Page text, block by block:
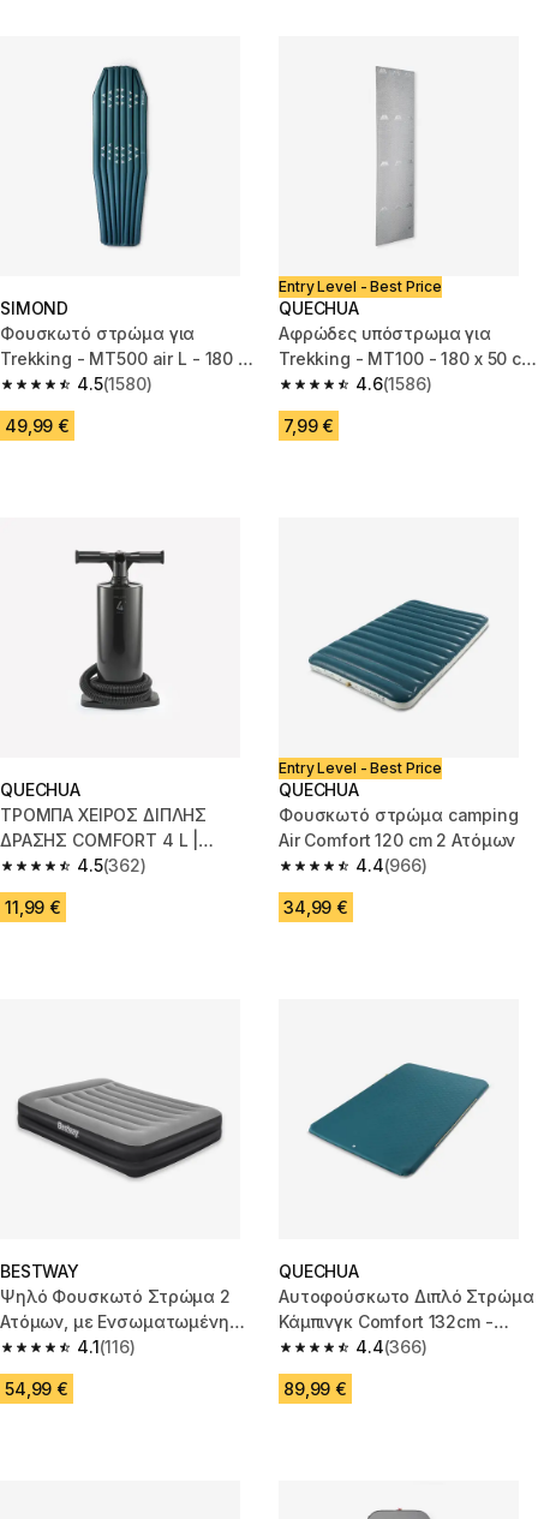
SIMOND
Φουσκωτό στρώμα για
Trekking - MT500 air L - 180 x
52 cm - 1 άτομο
4.5
4.5 out of 5 stars from 1580 reviews
(1580)
49,99 €
Entry Level - Best Price
QUECHUA
Αφρώδες υπόστρωμα για
Trekking - MT100 - 180 x 50 cm
- 1 άτομο 4.6
4.6 out of 5 stars from 1586
(1586)
7,99 €
QUECHUA
ΤΡΟΜΠΑ ΧΕΙΡΟΣ ΔΙΠΛΗΣ
ΔΡΑΣΗΣ COMFORT 4 L |
ΣΥΝΙΣΤΑΤΑΙ ΓΙΑ ΦΟΥΣΚΩΤΑ
ΣΤΡΩΜΑΤΑ
4.5
4.5 out of 5 stars from 362 reviews
(362)
11,99 €
Entry Level - Best Price
QUECHUA
Φουσκωτό στρώμα camping
Air Comfort 120 cm 2 Ατόμων
4.4
4.4 out of 5 stars from 966
(966)
34,99 €
BESTWAY
Ψηλό Φουσκωτό Στρώμα 2
Ατόμων, με Ενσωματωμένη
Ηλεκτρική Αντλία
4.1
4.1 out of 5 stars from 116 reviews
(116)
54,99 €
QUECHUA
Αυτοφούσκωτο Διπλό Στρώμα
Κάμπινγκ Comfort 132cm -
Μπλε
4.4
4.4 out of 5 stars from 366
(366)
89,99 €